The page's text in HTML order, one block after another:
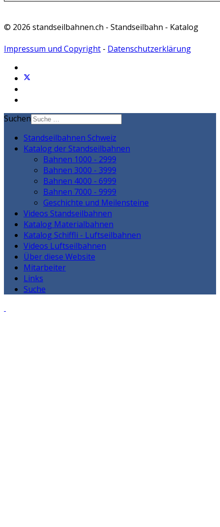
© 2026 standseilbahnen.ch - Standseilbahn - Katalog
Impressum und Copyright - Datenschutzerklärung
Suchen
Standseilbahnen Schweiz
Katalog der Standseilbahnen
Bahnen 1000 - 2999
Bahnen 3000 - 3999
Bahnen 4000 - 6999
Bahnen 7000 - 9999
Geschichte und Meilensteine
Videos Standseilbahnen
Katalog Materialbahnen
Katalog Schiffli - Luftseilbahnen
Videos Luftseilbahnen
Über diese Website
Mitarbeiter
Links
Suche